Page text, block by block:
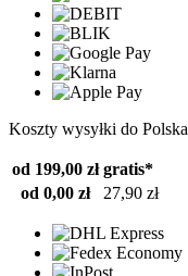
Koszty wysyłki do Polska
od 199,00 zł gratis*
od 0,00 zł
27,90 zł